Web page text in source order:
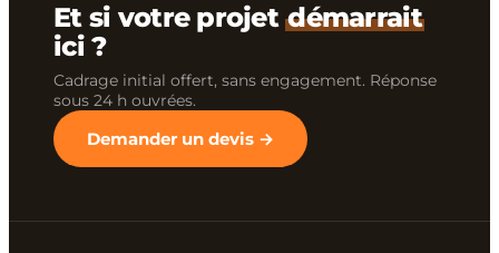
Et si votre projetdémarrait
ici ?
Cadrage initial offert, sans engagement. Réponse
sous 24 h ouvrées.
Demander un devis →